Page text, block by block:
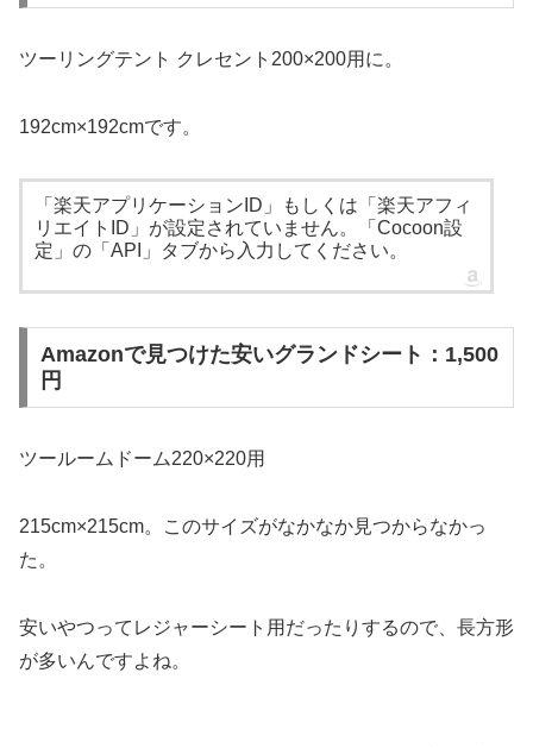
ツーリングテント クレセント200×200用に。
192cm×192cmです。
「楽天アプリケーションID」もしくは「楽天アフィ
リエイトID」が設定されていません。「Cocoon設
定」の「API」タブから入力してください。
Amazonで見つけた安いグランドシート：1,500
円
ツールームドーム220×220用
215cm×215cm。このサイズがなかなか見つからなかっ
た。
安いやつってレジャーシート用だったりするので、長方形
が多いんですよね。